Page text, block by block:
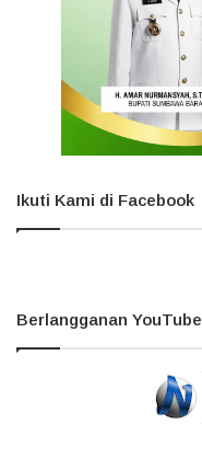
Ikuti Kami di Facebook
Berlangganan YouTube